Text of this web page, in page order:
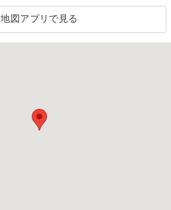
地図アプリで見る